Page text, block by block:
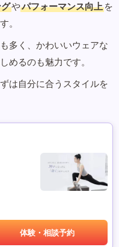
やパフォーマンス向上 を
。
多く、かわいいウェアな
めるのも魅力です。
は自分に合うスタイルを
体験・相談予約